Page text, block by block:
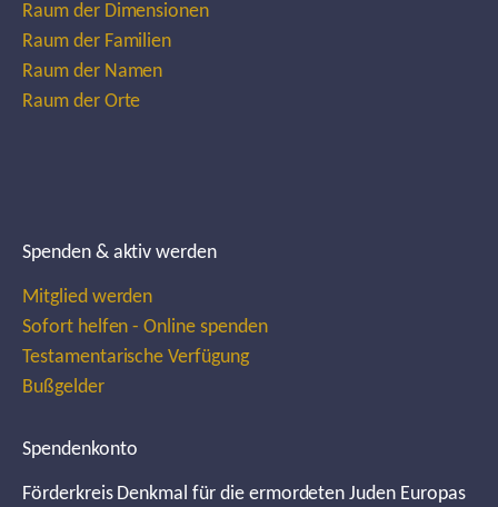
Raum der Dimensionen
Raum der Familien
Raum der Namen
Raum der Orte
Spenden & aktiv werden
Mitglied werden
Sofort helfen - Online spenden
Testamentarische Verfügung
Bußgelder
Spendenkonto
Förderkreis Denkmal für die ermordeten Juden Europas